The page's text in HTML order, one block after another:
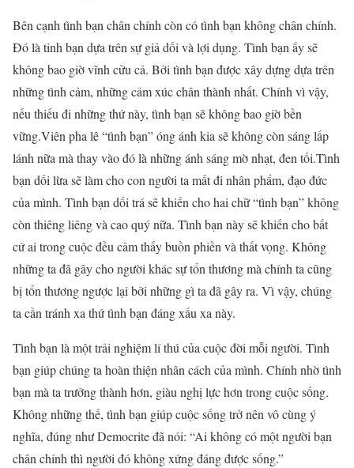
Bên cạnh tình bạn chân chính còn có tình bạn không chân chính.
Đó là tinh bạn dựa trên sự giả dối và lợi dụng. Tình bạn ấy sẽ
không bao giờ vĩnh cửu cả. Bởi tình bạn được xây dựng dựa trên
những tình cảm, những cảm xúc chân thành nhất. Chính vì vậy,
nếu thiếu đi những thứ này, tình bạn sẽ không bao giờ bền
vững.Viên pha lê “tình bạn” óng ánh kia sẽ không còn sáng lấp
lánh nữa mà thay vào đó là những ánh sáng mờ nhạt, đen tối.Tình
bạn dối lừa sẽ làm cho con người ta mất đi nhân phẩm, đạo đức
của mình. Tình bạn dối trá sẽ khiến cho hai chữ “tình bạn” không
còn thiêng liêng và cao quý nữa. Tình bạn này sẽ khiến cho bất
cứ ai trong cuộc đều cảm thấy buồn phiền và thất vọng. Không
những ta đã gây cho người khác sự tổn thương mà chính ta cũng
bị tổn thương ngược lại bởi những gì ta đã gây ra. Vì vậy, chúng
ta cần tránh xa thứ tình bạn đáng xấu xa này.
Tình bạn là một trải nghiệm lí thú của cuộc đời mỗi người. Tình
bạn giúp chúng ta hoàn thiện nhân cách của mình. Chính nhờ tình
bạn mà ta trưởng thành hơn, giàu nghị lực hơn trong cuộc sống.
Không những thế, tình bạn giúp cuộc sống trở nên vô cùng ý
nghĩa, đúng như Democrite đã nói: “Ai không có một người bạn
chân chính thì người đó không xứng đáng được sống.”